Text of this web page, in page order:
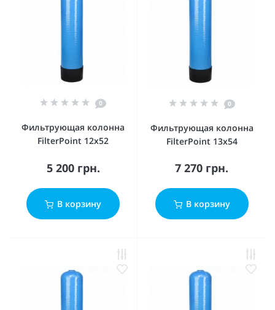
0
Фильтрующая колонна
FilterPoint 12x52
5 200 грн.
В корзину
0
Фильтрующая колонна
FilterPoint 13x54
7 270 грн.
В корзину